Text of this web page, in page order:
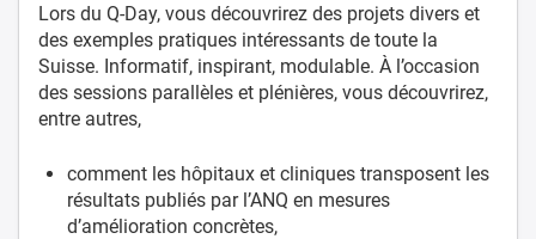
Lors du Q-Day, vous découvrirez des projets divers et
des exemples pratiques intéressants de toute la
Suisse. Informatif, inspirant, modulable. À l’occasion
des sessions parallèles et plénières, vous découvrirez,
entre autres,
comment les hôpitaux et cliniques transposent les
résultats publiés par l’ANQ en mesures
d’amélioration concrètes,